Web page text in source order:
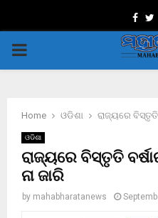
PRIMARY
Home ଓଡିଶା ରାଜ୍ୟରେ ବିସ୍ତୃତି
ଓଡିଶା
ରାଜ୍ୟରେ ବିସ୍ତୃତି
ନା ଜାରି
by mahabharatanews